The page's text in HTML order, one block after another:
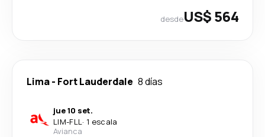
desdeUS$ 564
Lima- Fort Lauderdale 8 días
jue 10 set.
LIM-FLL· 1 escala
Avianca